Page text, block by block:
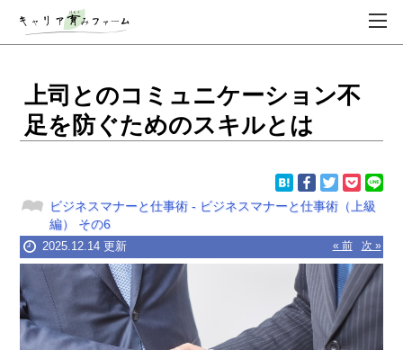
上司とのコミュニケーション不
足を防ぐためのスキルとは
ビジネスマナーと仕事術 - ビジネスマナーと仕事術（上級
編）
その6
2025.12.14 更新 次 »
« 前